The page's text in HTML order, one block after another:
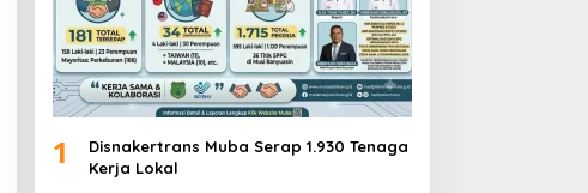
1
Disnakertrans Muba Serap 1.930 Tenaga
Kerja Lokal